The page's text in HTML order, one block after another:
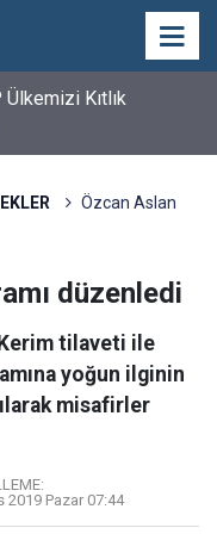
Hakkari Ticaret ve
Özcan Aslan
düzenledi
tilaveti ile
yoğun ilginin
misafirler
2019 Pazar 07:44